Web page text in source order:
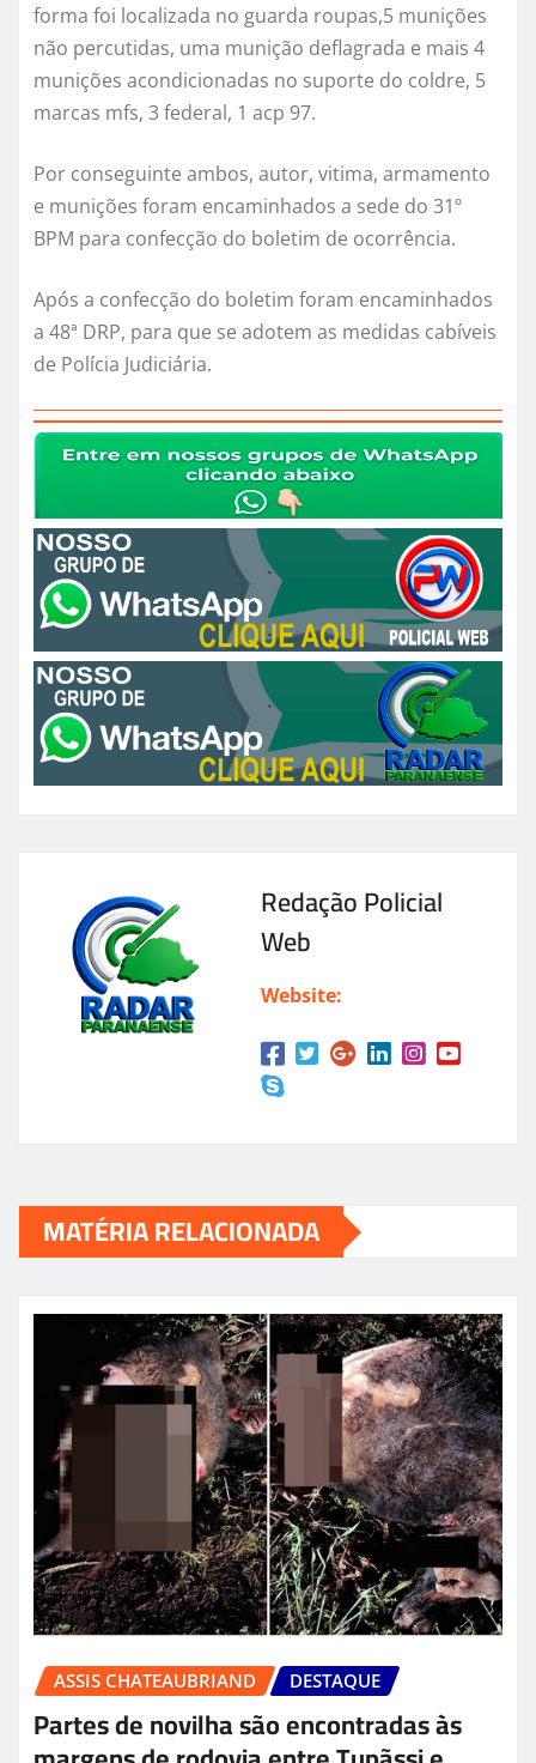
forma foi localizada no guarda roupas,5 munições
não percutidas, uma munição deflagrada e mais 4
munições acondicionadas no suporte do coldre, 5
marcas mfs, 3 federal, 1 acp 97.
Por conseguinte ambos, autor, vitima, armamento
e munições foram encaminhados a sede do 31º
BPM para confecção do boletim de ocorrência.
Após a confecção do boletim foram encaminhados
a 48ª DRP, para que se adotem as medidas cabíveis
de Polícia Judiciária.
Redação Policial
Web
Website:
MATÉRIA RELACIONADA
ASSIS CHATEAUBRIAND DESTAQUE
Partes de novilha são encontradas às